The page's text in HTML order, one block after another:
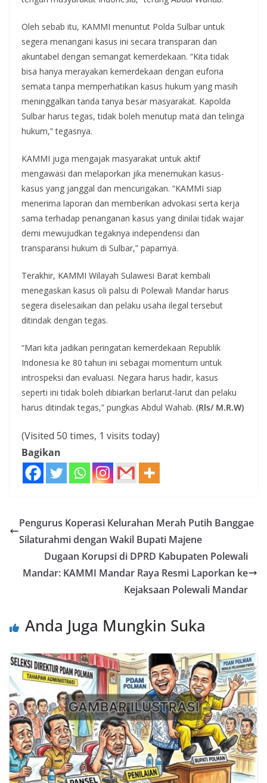
Oleh sebab itu, KAMMI menuntut Polda Sulbar untuk
segera menangani kasus ini secara transparan dan
akuntabel dengan semangat kemerdekaan. “Kita tidak
bisa hanya merayakan kemerdekaan dengan euforia
semata tanpa memperhatikan kasus hukum yang masih
meninggalkan tanda tanya besar masyarakat. Kapolda
Sulbar harus tegas, tidak boleh menutup mata dan telinga
hukum,” tegasnya.
KAMMI juga mengajak masyarakat untuk aktif
mengawasi dan melaporkan jika menemukan kasus-
kasus yang janggal dan mencurigakan. “KAMMI siap
menerima laporan dan memberikan advokasi serta kerja
sama terhadap penanganan kasus yang dinilai tidak wajar
demi mewujudkan tegaknya independensi dan
transparansi hukum di Sulbar,” paparnya.
Terakhir, KAMMI Wilayah Sulawesi Barat kembali
menegaskan kasus oli palsu di Polewali Mandar harus
segera diselesaikan dan pelaku usaha ilegal tersebut
ditindak dengan tegas.
“Mari kita jadikan peringatan kemerdekaan Republik
Indonesia ke 80 tahun ini sebagai momentum untuk
introspeksi dan evaluasi. Negara harus hadir, kasus
seperti ini tidak boleh dibiarkan berlarut-larut dan pelaku
harus ditindak tegas,” pungkas Abdul Wahab. (Rls/ M.R.W)
(Visited 50 times, 1 visits today)
Bagikan
Pengurus Koperasi Kelurahan Merah Putih Banggae
Silaturahmi dengan Wakil Bupati Majene
Dugaan Korupsi di DPRD Kabupaten Polewali
Mandar: KAMMI Mandar Raya Resmi Laporkan ke
Kejaksaan Polewali Mandar
Anda Juga Mungkin Suka